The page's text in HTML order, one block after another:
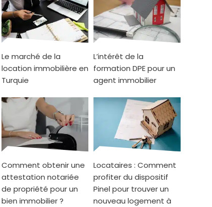
Le marché de la
location immobilière en
Turquie
L’intérêt de la
formation DPE pour un
agent immobilier
Comment obtenir une
attestation notariée
de propriété pour un
bien immobilier ?
Locataires : Comment
profiter du dispositif
Pinel pour trouver un
nouveau logement à